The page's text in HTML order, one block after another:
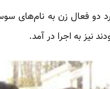
در بهمن ماه ۱۳۷۸ در مورد دو فعال
نیز به اجرا در آمد.